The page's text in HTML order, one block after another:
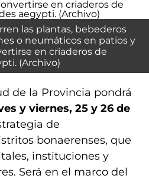
las plantas, bebederos
o neumáticos en patios y
en criaderos de
(Archivo)
de la Provincia pondrá
y viernes, 25 y 26 de
de
bonaerenses, que
instituciones y
Será en el marco del